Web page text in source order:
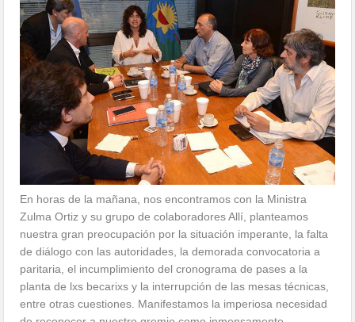
En horas de la mañana, nos encontramos con la Ministra
Zulma Ortiz y su grupo de colaboradores Allí, planteamos
nuestra gran preocupación por la situación imperante, la falta
de diálogo con las autoridades, la demorada convocatoria a
paritaria, el incumplimiento del cronograma de pases a la
planta de lxs becarixs y la interrupción de las mesas técnicas,
entre otras cuestiones. Manifestamos la imperiosa necesidad